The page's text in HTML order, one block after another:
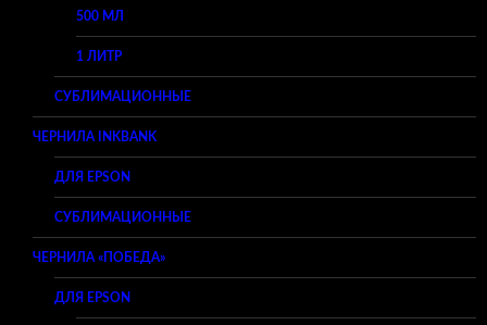
500 МЛ
1 ЛИТР
СУБЛИМАЦИОННЫЕ
ЧЕРНИЛА INKBANK
ДЛЯ EPSON
СУБЛИМАЦИОННЫЕ
ЧЕРНИЛА «ПОБЕДА»
ДЛЯ EPSON